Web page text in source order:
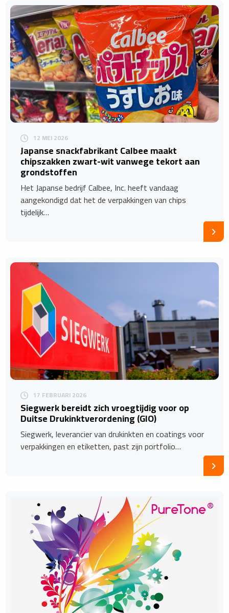
12 MEI 2026
Japanse snackfabrikant Calbee maakt
chipszakken zwart-wit vanwege tekort aan
grondstoffen
Het Japanse bedrijf Calbee, Inc. heeft vandaag
aangekondigd dat het de verpakkingen van chips
tijdelijk…
17 FEBRUARI 2026
Siegwerk bereidt zich vroegtijdig voor op
Duitse Drukinktverordening (GIO)
Siegwerk, leverancier van drukinkten en coatings voor
verpakkingen en etiketten, past zijn portfolio…